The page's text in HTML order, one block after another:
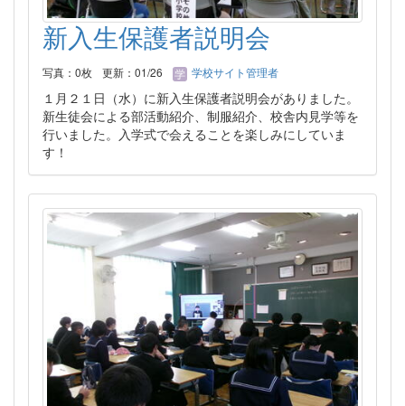
新入生保護者説明会
写真：0枚 更新：01/26 学校サイト管理者
１月２１日（水）に新入生保護者説明会がありました。
新生徒会による部活動紹介、制服紹介、校舎内見学等を
行いました。入学式で会えることを楽しみにしていま
す！